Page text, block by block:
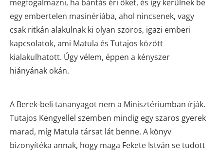
megfogalmazni, ha bántás éri őket, és így kerülnek be
egy embertelen masinériába, ahol nincsenek, vagy
csak ritkán alakulnak ki olyan szoros, igazi emberi
kapcsolatok, ami Matula és Tutajos között
kialakulhatott. Úgy vélem, éppen a kényszer
hiányának okán.
A Berek-beli tananyagot nem a Minisztériumban írják.
Tutajos Kengyellel szemben mindig egy szaros gyerek
marad, míg Matula társat lát benne. A könyv
bizonyítéka annak, hogy maga Fekete István se tudott